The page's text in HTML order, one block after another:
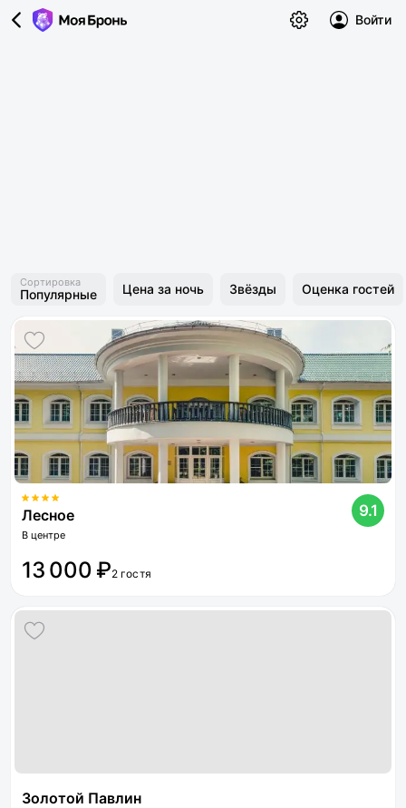
Войти
Сортировка
Популярные Цена за ночь Звёзды Оценка гостей
Лесное
В центре
9.1
13 000 ₽2 гостя
Золотой Павлин